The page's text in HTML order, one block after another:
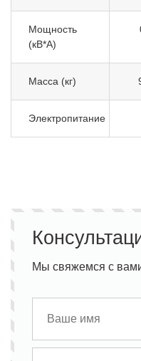
Мощность
(кВ*А)
Масса (кг)
Электропитание
Мы свяжемся с